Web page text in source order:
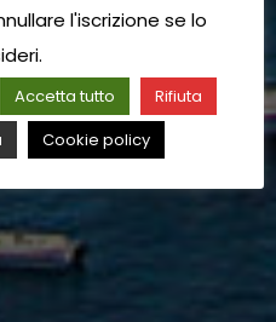
l'iscrizione se lo
Accetta tutto
Rifiuta
Cookie policy